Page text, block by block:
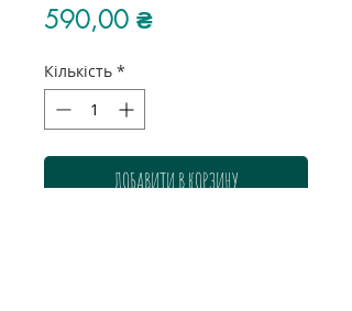
590,00 ₴Ціна
Кількість *
ДОБАВИТИ В КОРЗИНУ